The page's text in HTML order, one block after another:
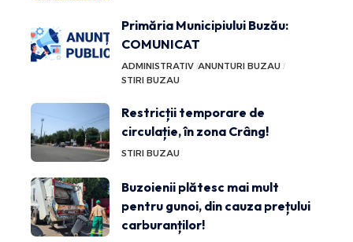
Primăria Municipiului Buzău:
COMUNICAT
ADMINISTRATIV ANUNTURI BUZAU
STIRI BUZAU
Restricții temporare de
circulație, în zona Crâng!
STIRI BUZAU
Buzoienii plătesc mai mult
pentru gunoi, din cauza prețului
carburanților!